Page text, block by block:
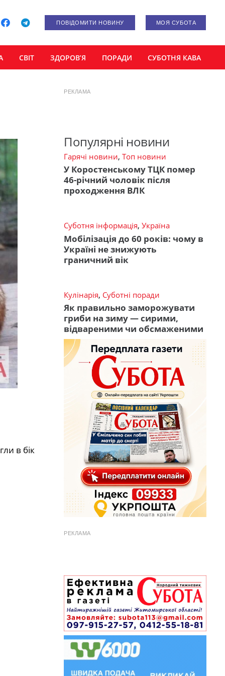
ПОВІДОМИТИ НОВИНУ МОЯ СУБОТА
СВІТ ЗДОРОВ’Я ПОРАДИ СУБОТНЯ КАВА
в бік
РЕКЛАМА
Популярні новини
Гарячі новини, Топ новини
У Коростенському ТЦК помер
46-річний чоловік після
проходження ВЛК
Суботня інформація, Україна
Мобілізація до 60 років: чому в
Україні не знижують
граничний вік
Кулінарія, Суботні поради
Як правильно заморожувати
гриби на зиму — сирими,
відвареними чи обсмаженими
РЕКЛАМА